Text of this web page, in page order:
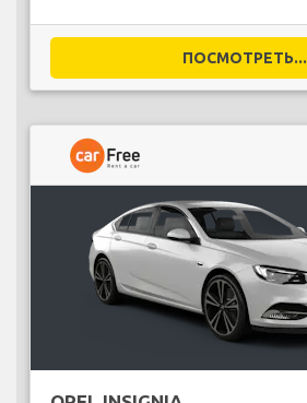
ПОСМОТРЕТЬ...